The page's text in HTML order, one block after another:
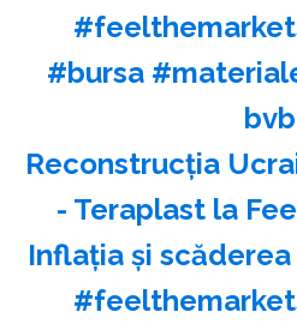
#bursa
bvb
Reconstrucția
- Teraplast la
Inflația și